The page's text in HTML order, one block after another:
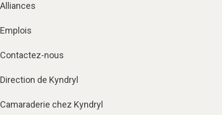
Alliances
Emplois
Contactez-nous
Direction de Kyndryl
Camaraderie chez Kyndryl